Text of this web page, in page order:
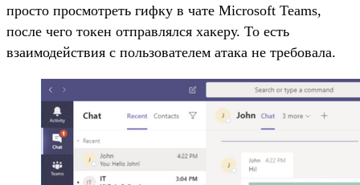
просто просмотреть гифку в чате Microsoft Teams,
после чего токен отправлялся хакеру. То есть
взаимодействия с пользователем атака не требовала.